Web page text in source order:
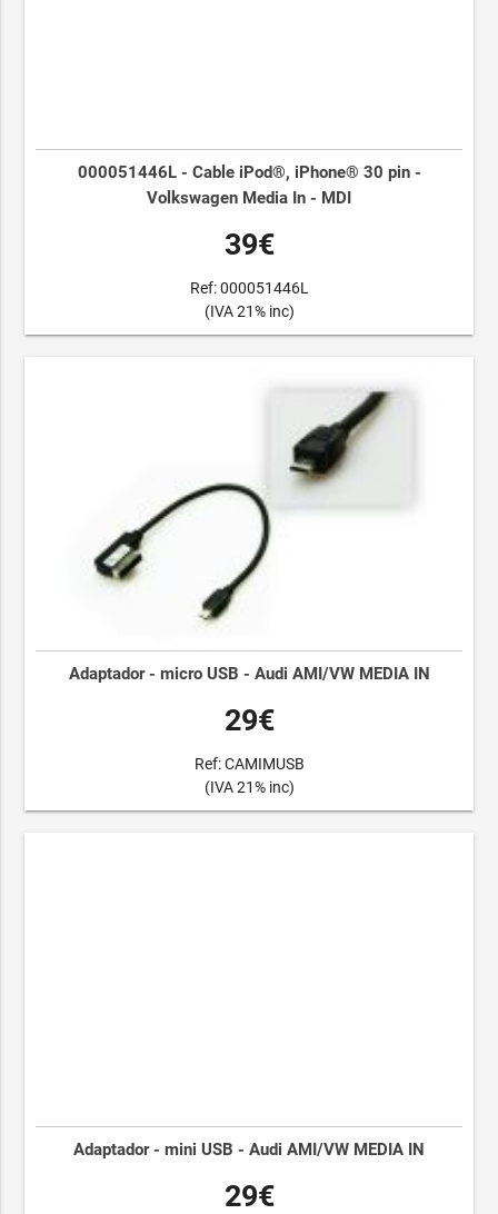
000051446L - Cable iPod®, iPhone® 30 pin -
Volkswagen Media In - MDI
39€
Ref: 000051446L
(IVA 21% inc)
Adaptador - micro USB - Audi AMI/VW MEDIA IN
29€
Ref: CAMIMUSB
(IVA 21% inc)
Adaptador - mini USB - Audi AMI/VW MEDIA IN
29€